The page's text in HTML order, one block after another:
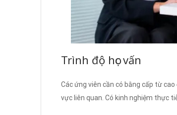
Trình độ học vấn
Các ứng viên cần có bằng cấp từ
vực liên quan. Có kinh nghiệm thực